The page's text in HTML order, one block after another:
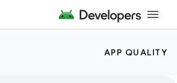
APP QUALITY